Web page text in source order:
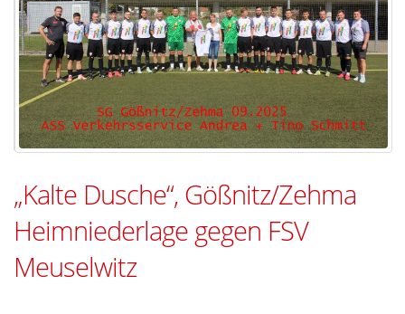
„Kalte Dusche“, Gößnitz/Zehma
Heimniederlage gegen FSV
Meuselwitz